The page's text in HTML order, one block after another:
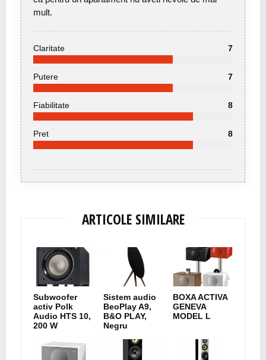
mult.
Claritate 7
Putere 7
Fiabilitate 8
Pret 8
ARTICOLE SIMILARE
Subwoofer
activ Polk
Audio HTS 10,
200 W
Sistem audio
BeoPlay A9,
B&O PLAY,
Negru
BOXA ACTIVA
GENEVA
MODEL L